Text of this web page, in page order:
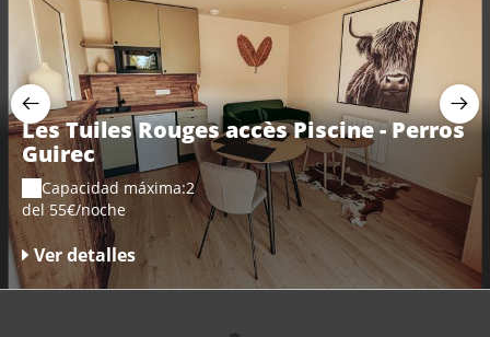
Les Tuiles Rouges accès Piscine - Perros
Guirec
Capacidad máxima:2
del 55€/noche
Ver detalles